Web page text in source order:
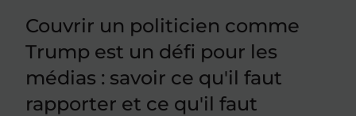
Couvrir un politicien comme
Trump est un défi pour les
médias : savoir ce qu'il faut
rapporter et ce qu'il faut